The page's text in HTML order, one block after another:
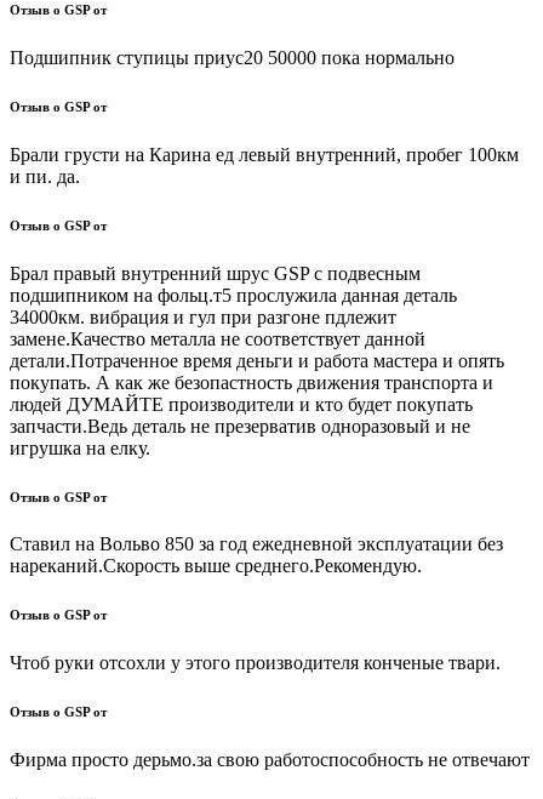
Отзыв о GSP от
Подшипник ступицы приус20 50000 пока нормально
Отзыв о GSP от
Брали грусти на Карина ед левый внутренний, пробег 100км
и пи. да.
Отзыв о GSP от
Брал правый внутренний шрус GSP с подвесным
подшипником на фольц.т5 прослужила данная деталь
34000км. вибрация и гул при разгоне пдлежит
замене.Качество металла не соответствует данной
детали.Потраченное время деньги и работа мастера и опять
покупать. А как же безопастность движения транспорта и
людей ДУМАЙТЕ производители и кто будет покупать
запчасти.Ведь деталь не презерватив одноразовый и не
игрушка на елку.
Отзыв о GSP от
Ставил на Вольво 850 за год ежедневной эксплуатации без
нареканий.Скорость выше среднего.Рекомендую.
Отзыв о GSP от
Чтоб руки отсохли у этого производителя конченые твари.
Отзыв о GSP от
Фирма просто дерьмо.за свою работоспособность не отвечают